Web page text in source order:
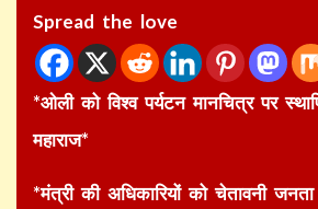
Spread the love
*ओली को विश्व पर्यटन मानचित्र पर
महाराज*
*मंत्री की अधिकारियों को चेतावनी